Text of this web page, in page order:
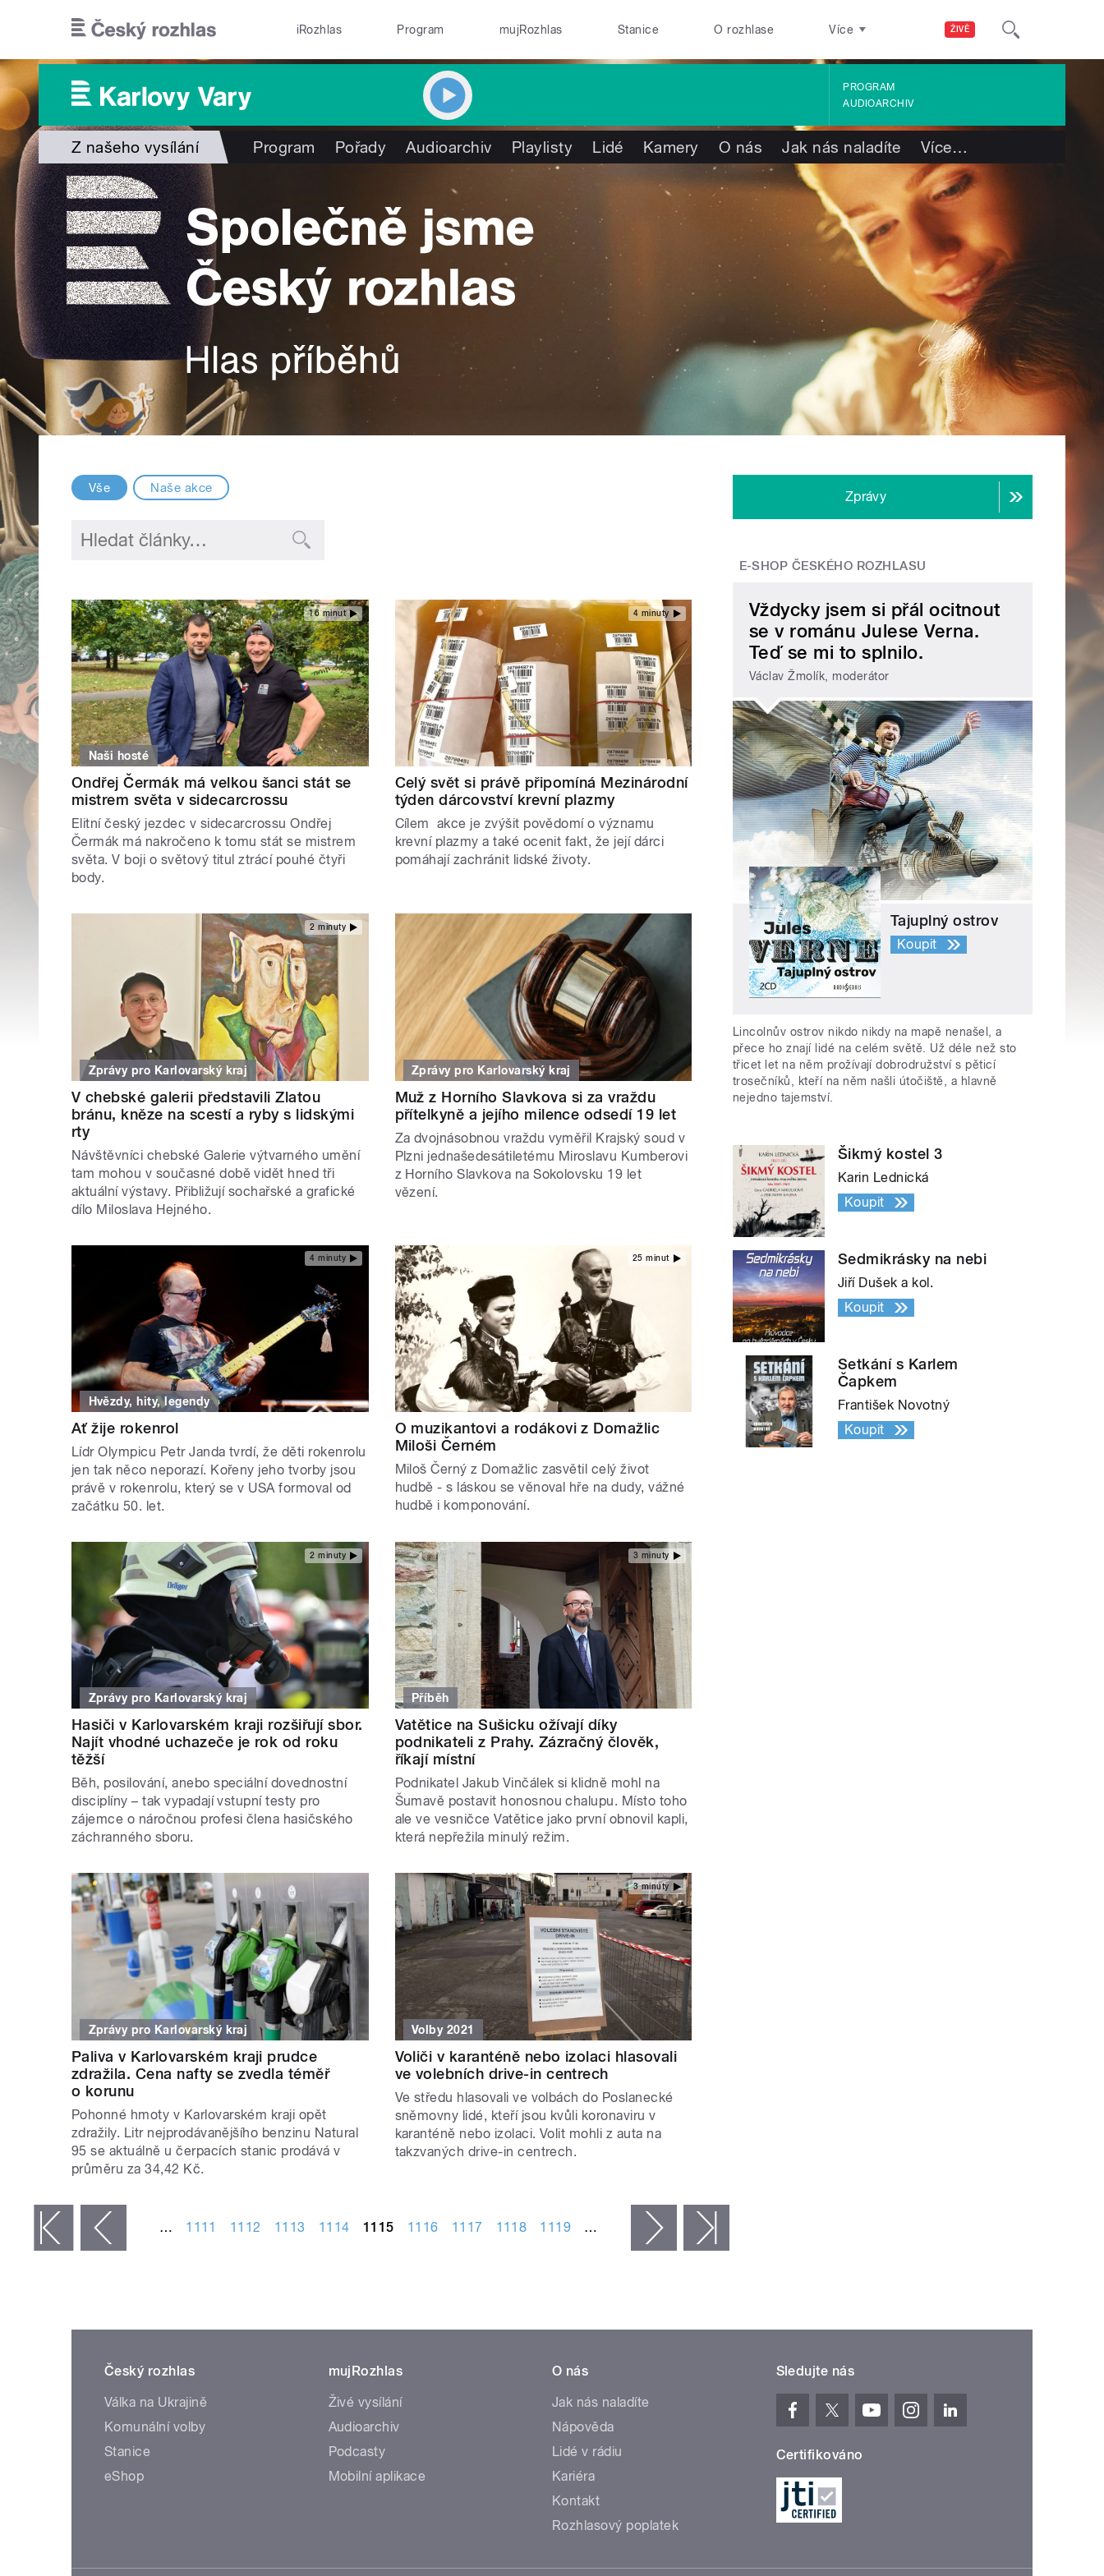
ŽIVĚ
iRozhlas Program mujRozhlas Stanice O rozhlase Více
PROGRAM
AUDIOARCHIV
Z našeho vysílání Program Pořady Audioarchiv Playlisty Lidé Kamery O nás Jak nás naladíte Více…
Vše Naše akce
16 minut
Naši hosté
Ondřej Čermák má velkou šanci stát se
mistrem světa v sidecarcrossu
Elitní český jezdec v sidecarcrossu Ondřej
Čermák má nakročeno k tomu stát se mistrem
světa. V boji o světový titul ztrácí pouhé čtyři
body.
4 minuty
Celý svět si právě připomíná Mezinárodní
týden dárcovství krevní plazmy
Cílem akce je zvýšit povědomí o významu
krevní plazmy a také ocenit fakt, že její dárci
pomáhají zachránit lidské životy.
2 minuty
Zprávy pro Karlovarský kraj
V chebské galerii představili Zlatou
bránu, kněze na scestí a ryby s lidskými
rty
Návštěvníci chebské Galerie výtvarného umění
tam mohou v současné době vidět hned tři
aktuální výstavy. Přibližují sochařské a grafické
dílo Miloslava Hejného.
Zprávy pro Karlovarský kraj
Muž z Horního Slavkova si za vraždu
přítelkyně a jejího milence odsedí 19 let
Za dvojnásobnou vraždu vyměřil Krajský soud v
Plzni jednašedesátiletému Miroslavu Kumberovi
z Horního Slavkova na Sokolovsku 19 let
vězení.
4 minuty
Hvězdy, hity, legendy
Ať žije rokenrol
Lídr Olympicu Petr Janda tvrdí, že děti rokenrolu
jen tak něco neporazí. Kořeny jeho tvorby jsou
právě v rokenrolu, který se v USA formoval od
začátku 50. let.
25 minut
O muzikantovi a rodákovi z Domažlic
Miloši Černém
Miloš Černý z Domažlic zasvětil celý život
hudbě - s láskou se věnoval hře na dudy, vážné
hudbě i komponování.
2 minuty
Zprávy pro Karlovarský kraj
Hasiči v Karlovarském kraji rozšiřují sbor.
Najít vhodné uchazeče je rok od roku
těžší
Běh, posilování, anebo speciální dovednostní
disciplíny – tak vypadají vstupní testy pro
zájemce o náročnou profesi člena hasičského
záchranného sboru.
3 minuty
Příběh
Vatětice na Sušicku ožívají díky
podnikateli z Prahy. Zázračný člověk,
říkají místní
Podnikatel Jakub Vinčálek si klidně mohl na
Šumavě postavit honosnou chalupu. Místo toho
ale ve vesničce Vatětice jako první obnovil kapli,
která nepřežila minulý režim.
Zprávy pro Karlovarský kraj
Paliva v Karlovarském kraji prudce
zdražila. Cena nafty se zvedla téměř
o korunu
Pohonné hmoty v Karlovarském kraji opět
zdražily. Litr nejprodávanějšího benzinu Natural
95 se aktuálně u čerpacích stanic prodává v
průměru za 34,42 Kč.
3 minuty
Volby 2021
Voliči v karanténě nebo izolaci hlasovali
ve volebních drive-in centrech
Ve středu hlasovali ve volbách do Poslanecké
sněmovny lidé, kteří jsou kvůli koronaviru v
karanténě nebo izolaci. Volit mohli z auta na
takzvaných drive-in centrech.
‹ předchozí … 1111 1112 1113 1114 1115 1116 1117 1118 1119 … následující ›
Zprávy
E-SHOP ČESKÉHO ROZHLASU
Vždycky jsem si přál ocitnout
se v románu Julese Verna.
Teď se mi to splnilo.
Václav Žmolík, moderátor
Tajuplný ostrov
Koupit
Lincolnův ostrov nikdo nikdy na mapě nenašel, a
přece ho znají lidé na celém světě. Už déle než sto
třicet let na něm prožívají dobrodružství s pěticí
trosečníků, kteří na něm našli útočiště, a hlavně
nejedno tajemství.
Šikmý kostel 3
Karin Lednická
Koupit
Sedmikrásky na nebi
Jiří Dušek a kol.
Koupit
Setkání s Karlem
Čapkem
František Novotný
Koupit
Český rozhlas
Válka na Ukrajině
Komunální volby
Stanice
eShop
mujRozhlas
Živé vysílání
Audioarchiv
Podcasty
Mobilní aplikace
O nás
Jak nás naladíte
Nápověda
Lidé v rádiu
Kariéra
Kontakt
Rozhlasový poplatek
Sledujte nás
Certifikováno